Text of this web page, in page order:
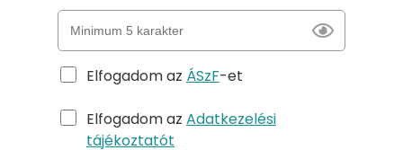
Elfogadom az ÁSzF-et
Elfogadom az Adatkezelési
tájékoztatót